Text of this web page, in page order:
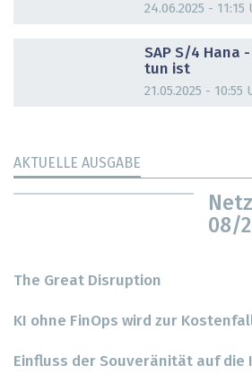
24.06.2025 - 11:15
SAP S/4 Hana
tun ist
21.05.2025 - 10:55
AKTUELLE AUSGABE
08/
The Great Disruption
KI ohne FinOps wird zur
Einfluss der Souveränität auf die